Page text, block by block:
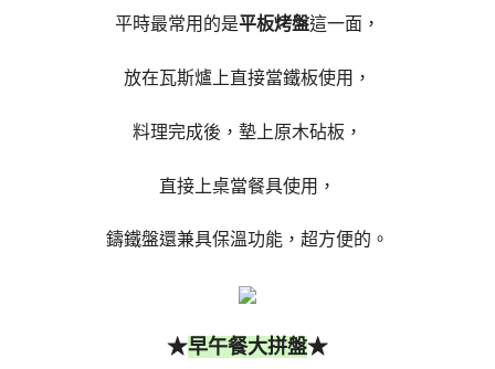
平時最常用的是平板烤盤這一面，
放在瓦斯爐上直接當鐵板使用，
料理完成後，墊上原木砧板，
直接上桌當餐具使用，
鑄鐵盤還兼具保溫功能，超方便的。
★早午餐大拼盤★